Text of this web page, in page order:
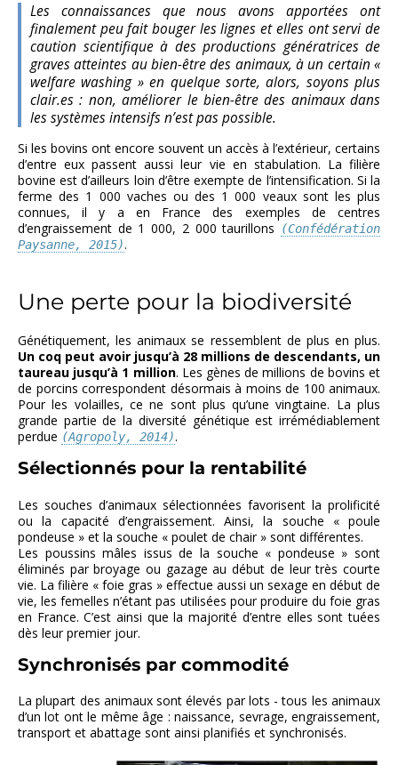
Les connaissances que nous avons apportées ont
finalement peu fait bouger les lignes et elles ont servi de
caution scientifique à des productions génératrices de
graves atteintes au bien-être des animaux, à un certain «
welfare washing » en quelque sorte, alors, soyons plus
clair.es : non, améliorer le bien-être des animaux dans
les systèmes intensifs n’est pas possible.
Si les bovins ont encore souvent un accès à l’extérieur, certains
d’entre eux passent aussi leur vie en stabulation. La filière
bovine est d’ailleurs loin d’être exempte de l’intensification. Si la
ferme des 1 000 vaches ou des 1 000 veaux sont les plus
connues, il y a en France des exemples de centres
d’engraissement de 1 000, 2 000 taurillons
(Confédération
Paysanne, 2015).
Une perte pour la biodiversité
Génétiquement, les animaux se ressemblent de plus en plus.
Un coq peut avoir jusqu’à 28 millions de descendants, un
taureau jusqu’à 1 million. Les gènes de millions de bovins et
de porcins correspondent désormais à moins de 100 animaux.
Pour les volailles, ce ne sont plus qu’une vingtaine. La plus
grande partie de la diversité génétique est irrémédiablement
perdue (Agropoly, 2014).
Sélectionnés pour la rentabilité
Les souches d’animaux sélectionnées favorisent la prolificité
ou la capacité d’engraissement. Ainsi, la souche « poule
pondeuse » et la souche « poulet de chair » sont différentes.
Les poussins mâles issus de la souche « pondeuse » sont
éliminés par broyage ou gazage au début de leur très courte
vie. La filière « foie gras » effectue aussi un sexage en début de
vie, les femelles n’étant pas utilisées pour produire du foie gras
en France. C’est ainsi que la majorité d’entre elles sont tuées
dès leur premier jour.
Synchronisés par commodité
La plupart des animaux sont élevés par lots - tous les animaux
d’un lot ont le même âge : naissance, sevrage, engraissement,
transport et abattage sont ainsi planifiés et synchronisés.